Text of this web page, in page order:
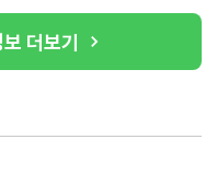
더보기